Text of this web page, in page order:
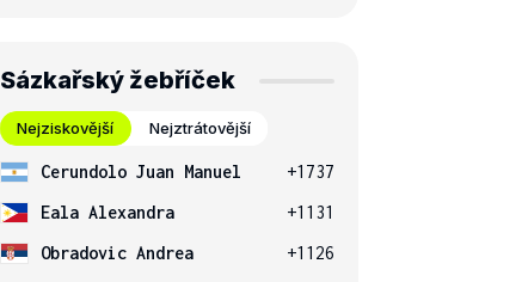
Sázkařský žebříček
Nejziskovější Nejztrátovější
Cerundolo Juan Manuel
+1737
Eala Alexandra
+1131
Obradovic Andrea
+1126